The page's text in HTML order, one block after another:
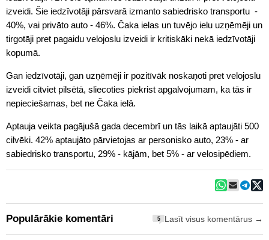
izveidi. Šie iedzīvotāji pārsvarā izmanto sabiedrisko transportu -
40%, vai privāto auto - 46%. Čaka ielas un tuvējo ielu uzņēmēji un
tirgotāji pret pagaidu velojoslu izveidi ir kritiskāki nekā iedzīvotāji
kopumā.
Gan iedzīvotāji, gan uzņēmēji ir pozitīvāk noskaņoti pret velojoslu
izveidi citviet pilsētā, sliecoties piekrist apgalvojumam, ka tās ir
nepieciešamas, bet ne Čaka ielā.
Aptauja veikta pagājušā gada decembrī un tās laikā aptaujāti 500
cilvēki. 42% aptaujāto pārvietojas ar personisko auto, 23% - ar
sabiedrisko transportu, 29% - kājām, bet 5% - ar velosipēdiem.
Populārākie komentāri 5 Lasīt visus komentārus →